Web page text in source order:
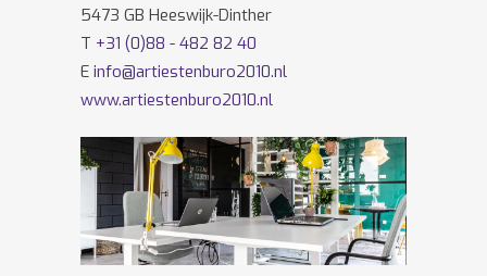
5473 GB Heeswijk-Dinther
T +31 (0)88 - 482 82 40
E info@artiestenburo2010.nl
www.artiestenburo2010.nl
Volg ons ook opFacebookenTwitter